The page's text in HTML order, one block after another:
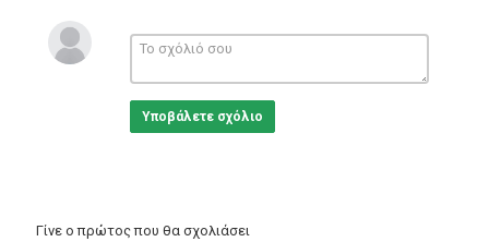
Υποβάλετε σχόλιο
Γίνε ο πρώτος που θα σχολιάσει